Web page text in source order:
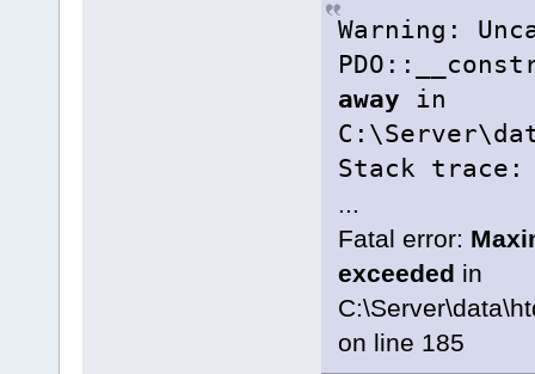
Warning:
away in
Stack trace:
...
Fatal error:
exceeded in
on line 185